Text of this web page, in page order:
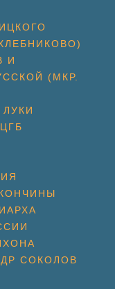
И
(МКР.
СОКОЛОВ